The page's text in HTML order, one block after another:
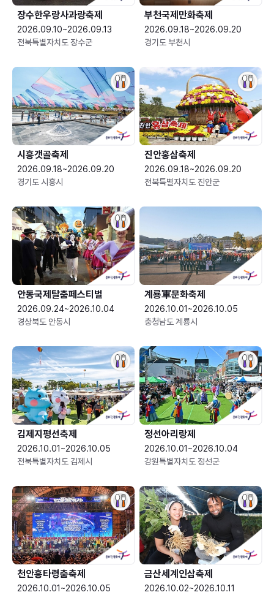
장수한우랑사과랑축제
2026.09.10~2026.09.13
전북특별자치도 장수군
부천국제만화축제
2026.09.18~2026.09.20
경기도 부천시
시흥갯골축제
2026.09.18~2026.09.20
경기도 시흥시
진안홍삼축제
2026.09.18~2026.09.20
전북특별자치도 진안군
안동국제탈춤페스티벌
2026.09.24~2026.10.04
경상북도 안동시
2026.10.01~2026.10.05
충청남도 계룡시
김제지평선축제
2026.10.01~2026.10.05
전북특별자치도 김제시
정선아리랑제
2026.10.01~2026.10.04
강원특별자치도 정선군
천안흥타령춤축제
2026.10.01~2026.10.05
금산세계인삼축제
2026.10.02~2026.10.11